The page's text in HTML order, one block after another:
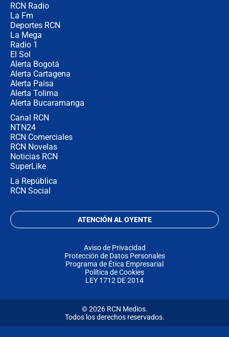
RCN Radio
La Fm
Deportes RCN
La Mega
Radio 1
El Sol
Alerta Bogotá
Alerta Cartagena
Alerta Paisa
Alerta Tolima
Alerta Bucaramanga
Canal RCN
NTN24
RCN Comerciales
RCN Novelas
Noticias RCN
SuperLike
La República
RCN Social
ATENCIÓN AL OYENTE
Aviso de Privacidad
Protección de Datos Personales
Programa de Ética Empresarial
Política de Cookies
LEY 1712 DE 2014
© 2026 RCN Medios.
Todos los derechos reservados.